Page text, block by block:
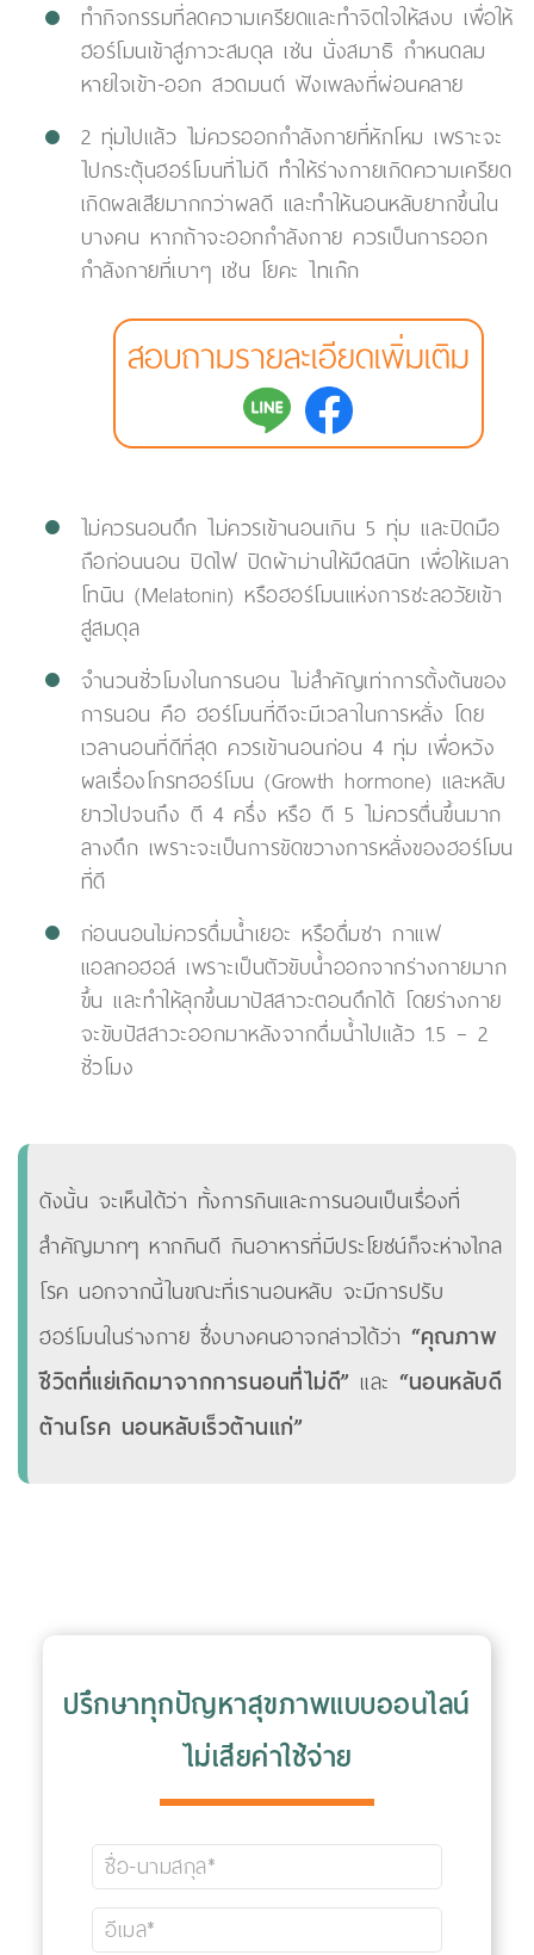
ทำกิจกรรมที่ลดความเครียดและทำจิตใจให้สงบ เพื่อให้
ฮอร์โมนเข้าสู่ภาวะสมดุล เช่น นั่งสมาธิ กำหนดลม
หายใจเข้า-ออก สวดมนต์ ฟังเพลงที่ผ่อนคลาย
2 ทุ่มไปแล้ว ไม่ควรออกกำลังกายที่หักโหม เพราะจะ
ไปกระตุ้นฮอร์โมนที่ไม่ดี ทำให้ร่างกายเกิดความเครียด
เกิดผลเสียมากกว่าผลดี และทำให้นอนหลับยากขึ้นใน
บางคน หากถ้าจะออกกำลังกาย ควรเป็นการออก
กำลังกายที่เบาๆ เช่น โยคะ ไทเก๊ก
สอบถามรายละเอียดเพิ่มเติม
ไม่ควรนอนดึก ไม่ควรเข้านอนเกิน 5 ทุ่ม และปิดมือ
ถือก่อนนอน ปิดไฟ ปิดผ้าม่านให้มืดสนิท เพื่อให้เมลา
โทนิน (Melatonin) หรือฮอร์โมนแห่งการชะลอวัยเข้า
สู่สมดุล
จำนวนชั่วโมงในการนอน ไม่สำคัญเท่าการตั้งต้นของ
การนอน คือ ฮอร์โมนที่ดีจะมีเวลาในการหลั่ง โดย
เวลานอนที่ดีที่สุด ควรเข้านอนก่อน 4 ทุ่ม เพื่อหวัง
ผลเรื่องโกรทฮอร์โมน (Growth hormone) และหลับ
ยาวไปจนถึง ตี 4 ครึ่ง หรือ ตี 5 ไม่ควรตื่นขึ้นมาก
ลางดึก เพราะจะเป็นการขัดขวางการหลั่งของฮอร์โมน
ที่ดี
ก่อนนอนไม่ควรดื่มน้ำเยอะ หรือดื่มชา กาแฟ
แอลกอฮอล์ เพราะเป็นตัวขับน้ำออกจากร่างกายมาก
ขึ้น และทำให้ลุกขึ้นมาปัสสาวะตอนดึกได้ โดยร่างกาย
จะขับปัสสาวะออกมาหลังจากดื่มน้ำไปแล้ว 1.5 – 2
ชั่วโมง
ดังนั้น จะเห็นได้ว่า ทั้งการกินและการนอนเป็นเรื่องที่
สำคัญมากๆ หากกินดี กินอาหารที่มีประโยชน์ก็จะห่างไกล
โรค นอกจากนี้ในขณะที่เรานอนหลับ จะมีการปรับ
ฮอร์โมนในร่างกาย ซึ่งบางคนอาจกล่าวได้ว่า “คุณภาพ
ชีวิตที่แย่เกิดมาจากการนอนที่ไม่ดี” และ “นอนหลับดี
ต้านโรค นอนหลับเร็วต้านแก่”
ปรึกษาทุกปัญหาสุขภาพแบบออนไลน์
ไม่เสียค่าใช้จ่าย